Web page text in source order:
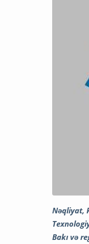
Nəqliyat,
Bakı və